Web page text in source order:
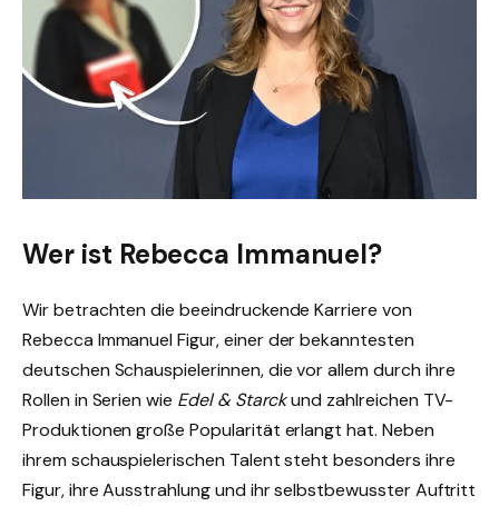
Wer ist Rebecca Immanuel?
Wir betrachten die beeindruckende Karriere von
Rebecca Immanuel Figur, einer der bekanntesten
deutschen Schauspielerinnen, die vor allem durch ihre
Rollen in Serien wie Edel & Starckund zahlreichen TV-
Produktionen große Popularität erlangt hat. Neben
ihrem schauspielerischen Talent steht besonders ihre
Figur, ihre Ausstrahlung und ihr selbstbewusster Auftritt